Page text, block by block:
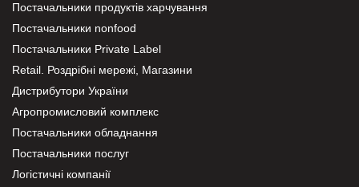
Постачальники продуктів харчування
Постачальники nonfood
Постачальники Private Label
Retail. Роздрібні мережі, Магазини
Дистрибутори України
Агропромисловий комплекс
Постачальники обладнання
Постачальники послуг
Логістичні компанії